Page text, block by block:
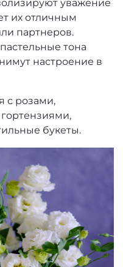
уважение
их отличным
партнеров.
тона
настроение в
с розами,
букеты.